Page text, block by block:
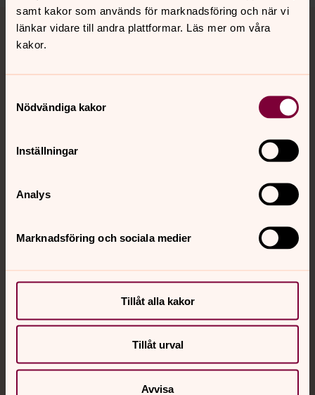
samt kakor som används för marknadsföring och när vi
länkar vidare till andra plattformar. Läs mer om våra
kakor.
Nödvändiga kakor
Inställningar
Analys
Marknadsföring och sociala medier
Tillåt alla kakor
Tillåt urval
Avvisa
Tillbaka till toppen
Tillbaka till innehållet
Hitta snabbt
Sociala kanaler
Jourhavande präst
Akut samtals- och krisstöd. Prata eller chatta anonymt